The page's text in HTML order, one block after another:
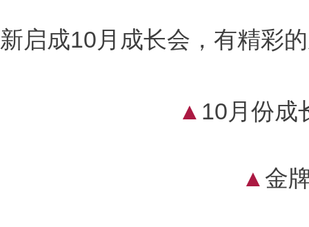
新启成10月成长会，有精彩
▲ 10月份成
▲ 金